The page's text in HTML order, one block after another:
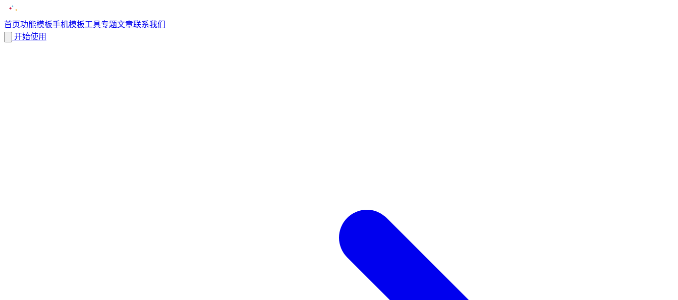
首页功能模板手机模板工具专题文章联系我们
开始使用